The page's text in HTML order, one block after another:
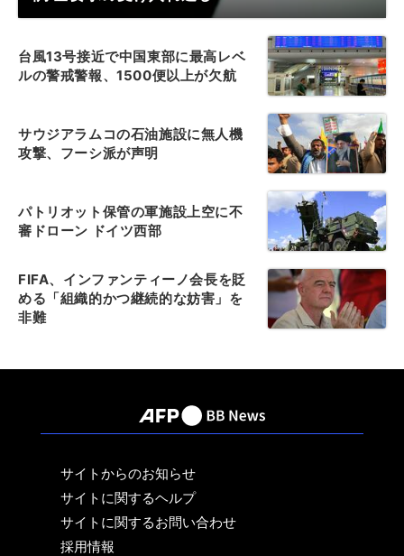
台風13号接近で中国東部に最高レベ
ルの警戒警報、1500便以上が欠航
サウジアラムコの石油施設に無人機
攻撃、フーシ派が声明
パトリオット保管の軍施設上空に不
審ドローン ドイツ西部
FIFA、インファンティーノ会長を貶
める「組織的かつ継続的な妨害」を
非難
サイトからのお知らせ
サイトに関するヘルプ
サイトに関するお問い合わせ
採用情報